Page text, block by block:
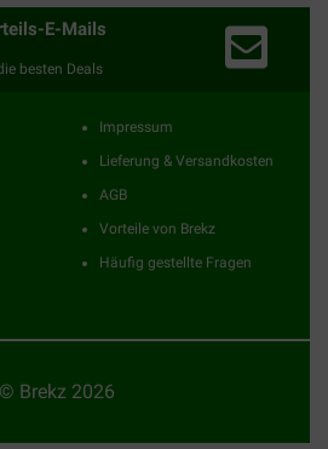
E-Mails
besten Deals
Impressum
Lieferung & Versandkosten
AGB
Vorteile von Brekz
Häufig gestellte Fragen
© Brekz 2026